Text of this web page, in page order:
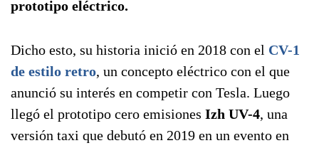
prototipo eléctrico.
Dicho esto, su historia inició en 2018 con el CV-1
de estilo retro, un concepto eléctrico con el que
anunció su interés en competir con Tesla. Luego
llegó el prototipo cero emisiones Izh UV-4, una
versión taxi que debutó en 2019 en un evento en